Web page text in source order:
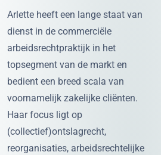
Arlette heeft een lange staat van
dienst in de commerciële
arbeidsrechtpraktijk in het
topsegment van de markt en
bedient een breed scala van
voornamelijk zakelijke cliënten.
Haar focus ligt op
(collectief)ontslagrecht,
reorganisaties, arbeidsrechtelijke